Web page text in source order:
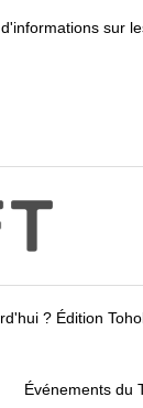
sur
? Édition
Événements du